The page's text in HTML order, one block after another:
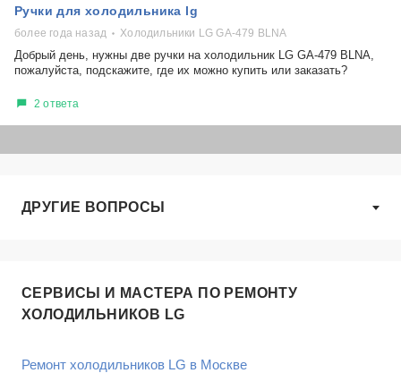
Ручки для холодильника lg
более года назад Холодильники LG GA-479 BLNA
Добрый день, нужны две ручки на холодильник LG GA-479 BLNA,
пожалуйста, подскажите, где их можно купить или заказать?
2 ответа
ДРУГИЕ ВОПРОСЫ
СЕРВИСЫ И МАСТЕРА ПО РЕМОНТУ
ХОЛОДИЛЬНИКОВ LG
Ремонт холодильников LG в Москве